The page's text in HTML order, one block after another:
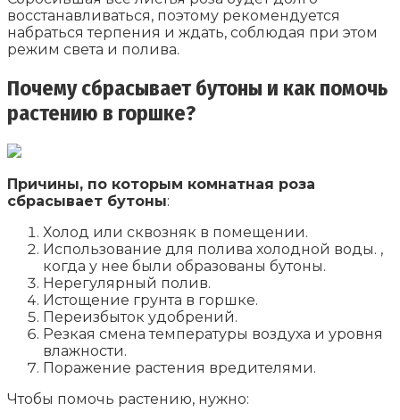
восстанавливаться, поэтому рекомендуется
набраться терпения и ждать, соблюдая при этом
режим света и полива.
Почему сбрасывает бутоны и как помочь
растению в горшке?
Причины, по которым комнатная роза
сбрасывает бутоны:
Холод или сквозняк в помещении.
Использование для полива холодной воды. ,
когда у нее были образованы бутоны.
Нерегулярный полив.
Истощение грунта в горшке.
Переизбыток удобрений.
Резкая смена температуры воздуха и уровня
влажности.
Поражение растения вредителями.
Чтобы помочь растению, нужно: